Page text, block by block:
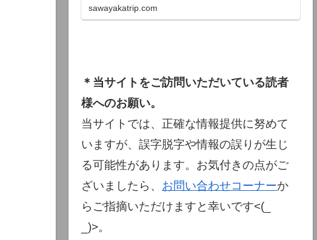
で、世界中のミュージシャンに利用さ
sawayakatrip.com
＊当サイトをご訪問いただいている読者
様へのお願い。
当サイトでは、正確な情報提供に努めて
いますが、誤字脱字や情報の誤りが生じ
る可能性があります。お気付きの点がご
ざいましたら、 お問い合わせコーナーか
らご指摘いただけますと幸いです<(_
_)>。